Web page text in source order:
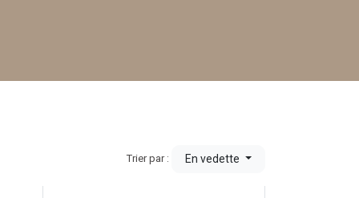
Trier par : En vedette